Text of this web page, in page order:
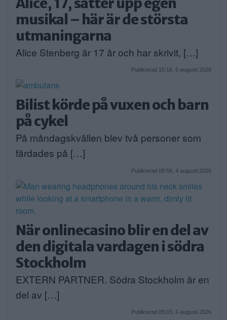
musikal – här är de största
utmaningarna
Alice Stenberg är 17 år och har skrivit, […]
Publicerad 16:16, 5 augusti 2026
Bilist körde på vuxen och barn
på cykel
På måndagskvällen blev två personer som
färdades på […]
Publicerad 08:58, 4 augusti 2026
När onlinecasino blir en del av
den digitala vardagen i södra
Stockholm
EXTERN PARTNER. Södra Stockholm är en
del av […]
Publicerad 05:03, 4 augusti 2026